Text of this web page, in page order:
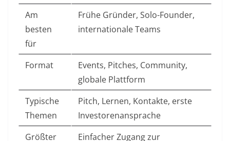
Am
besten
für
Frühe Gründer, Solo-Founder,
internationale Teams
Format
Events, Pitches, Community,
globale Plattform
Typische
Themen
Pitch, Lernen, Kontakte, erste
Investorenansprache
Größter
Einfacher Zugang zur